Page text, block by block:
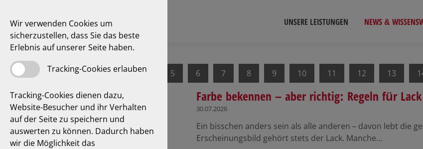
UNSERE LEISTUNGEN NEWS &
1 2 3 4 5 6 7 8 9 10 11 12 13
Farbe bekennen – aber richtig: Regeln für
30.07.2026
Ein bisschen anders sein als alle anderen – davon lebt die
Erscheinungsbild gehört stets der Lack. Manche…
Wir verwenden Cookies um
sicherzustellen, dass Sie das beste
Erlebnis auf unserer Seite haben.
Tracking-Cookies erlauben
Tracking-Cookies dienen dazu,
Website-Besucher und ihr Verhalten
auf der Seite zu speichern und
auswerten zu können. Dadurch haben
wir die Möglichkeit das